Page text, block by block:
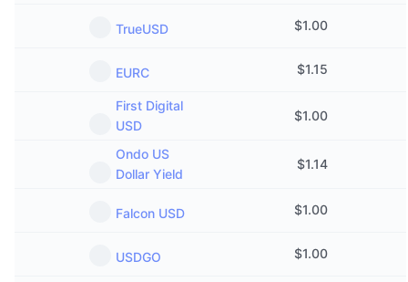
Analiza tehnica
CMC MCP
Academy
Cercetare
TrueUSD $1.00
EURC $1.15
First Digital
USD
$1.00
Ondo US
Dollar Yield
$1.14
Falcon USD $1.00
USDGO $1.00